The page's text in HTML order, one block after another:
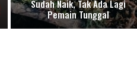
Sudah Naik, Tak Ada Lagi
Pemain Tunggal